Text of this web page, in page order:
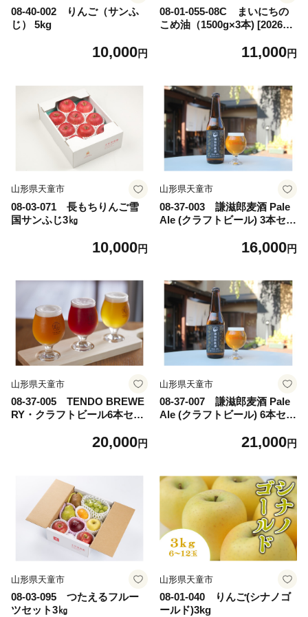
08-40-002 りんご（サンふ
じ） 5kg
10,000円
08-01-055-08C まいにちの
こめ油（1500g×3本) [2026年
11,000円
山形県天童市
08-03-071 長もちりんご雪
国サンふじ3㎏
10,000円
山形県天童市
08-37-003 謙滋郎麦酒 Pale
Ale (クラフトビール) 3本セッ
16,000円
山形県天童市
08-37-005 TENDO BREWE
RY・クラフトビール6本セッ
20,000円
山形県天童市
08-37-007 謙滋郎麦酒 Pale
Ale (クラフトビール) 6本セッ
21,000円
山形県天童市
08-03-095 つたえるフルー
ツセット3㎏
山形県天童市
08-01-040 りんご(シナノゴ
ールド)3kg